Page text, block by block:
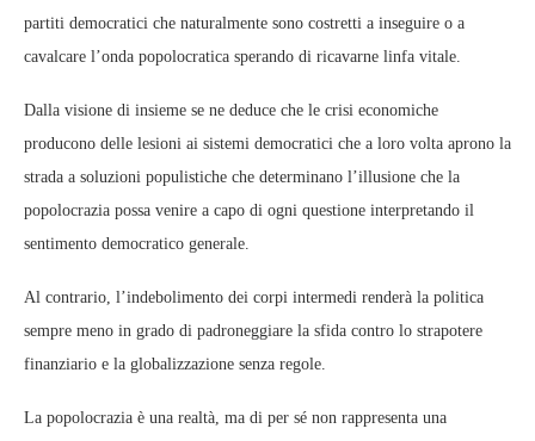
partiti democratici che naturalmente sono costretti a inseguire o a
cavalcare l’onda popolocratica sperando di ricavarne linfa vitale.
Dalla visione di insieme se ne deduce che le crisi economiche
producono delle lesioni ai sistemi democratici che a loro volta aprono la
strada a soluzioni populistiche che determinano l’illusione che la
popolocrazia possa venire a capo di ogni questione interpretando il
sentimento democratico generale.
Al contrario, l’indebolimento dei corpi intermedi renderà la politica
sempre meno in grado di padroneggiare la sfida contro lo strapotere
finanziario e la globalizzazione senza regole.
La popolocrazia è una realtà, ma di per sé non rappresenta una